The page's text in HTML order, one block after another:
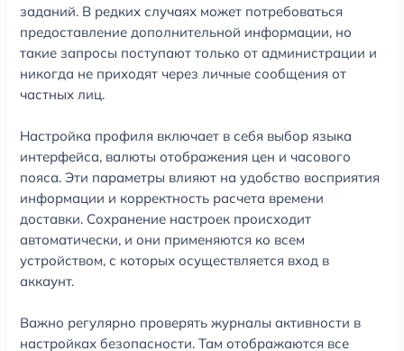
заданий. В редких случаях может потребоваться
предоставление дополнительной информации, но
такие запросы поступают только от администрации и
никогда не приходят через личные сообщения от
частных лиц.
Настройка профиля включает в себя выбор языка
интерфейса, валюты отображения цен и часового
пояса. Эти параметры влияют на удобство восприятия
информации и корректность расчета времени
доставки. Сохранение настроек происходит
автоматически, и они применяются ко всем
устройством, с которых осуществляется вход в
аккаунт.
Важно регулярно проверять журналы активности в
настройках безопасности. Там отображаются все